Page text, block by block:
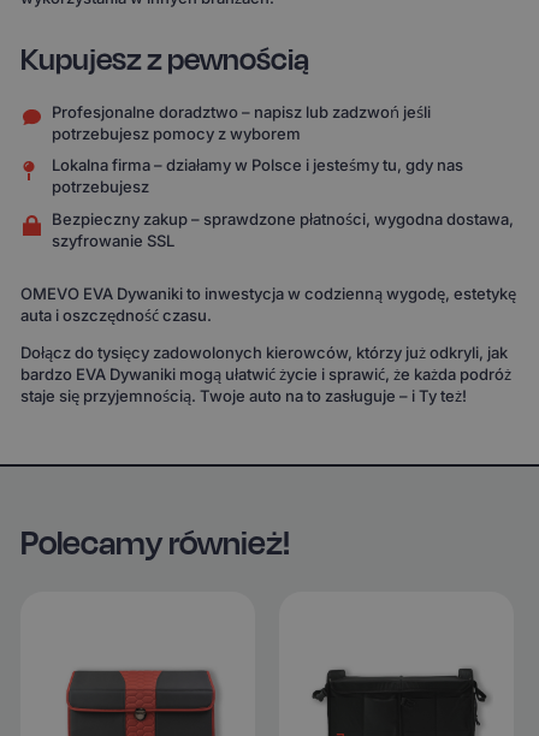
Kupujesz z pewnością
Profesjonalne doradztwo – napisz lub zadzwoń jeśli
potrzebujesz pomocy z wyborem
Lokalna firma – działamy w Polsce i jesteśmy tu, gdy nas
potrzebujesz
Bezpieczny zakup – sprawdzone płatności, wygodna dostawa,
szyfrowanie SSL
OMEVO EVA Dywaniki to inwestycja w codzienną wygodę, estetykę
auta i oszczędność czasu.
Dołącz do tysięcy zadowolonych kierowców, którzy już odkryli, jak
bardzo EVA Dywaniki mogą ułatwić życie i sprawić, że każda podróż
staje się przyjemnością. Twoje auto na to zasługuje – i Ty też!
Polecamy również!